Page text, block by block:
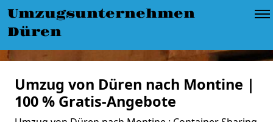
Umzugsunternehmen
Düren
Umzug von Düren nach Montine |
100 % Gratis-Angebote